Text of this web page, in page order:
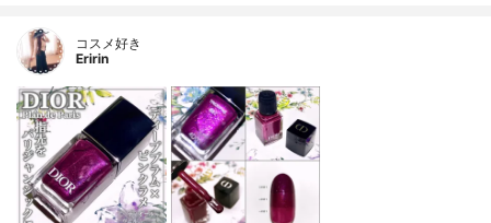
コスメ好き
Eririn